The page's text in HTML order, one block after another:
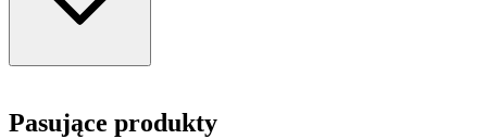
Pasujące produkty